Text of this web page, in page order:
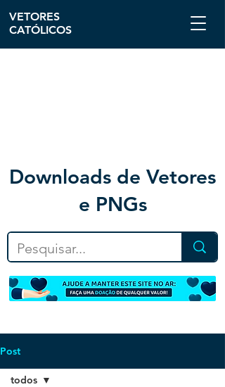
Downloads de Vetores
e PNGs
VETORES
CATÓLICOS
Post
todos